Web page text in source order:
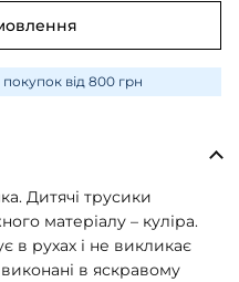
від 800 грн
Дитячі трусики
матеріалу – куліра.
в рухах і не викликає
в яскравому